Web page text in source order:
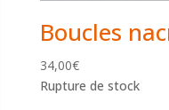
Boucles
34,00€
Rupture de stock